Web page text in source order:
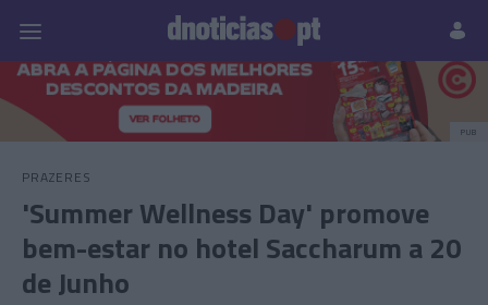
Prazeres Paisagens
PUB
PRAZERES
'Summer Wellness Day' promove
bem-estar no hotel Saccharum a 20
de Junho